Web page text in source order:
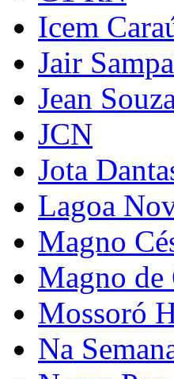
Icem
Jair
Jean
JCN
Jota
Lagoa
Magno
Magno de
Mossoró
Na